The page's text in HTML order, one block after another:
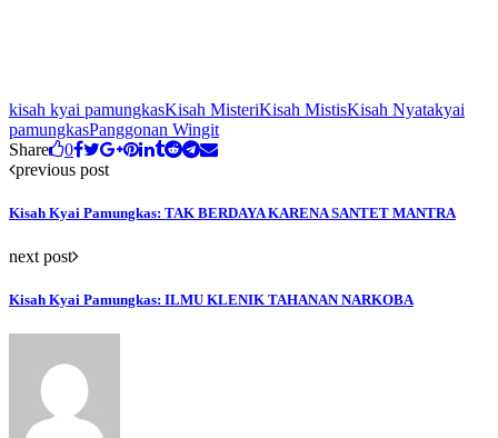
kisah kyai pamungkasKisah MisteriKisah MistisKisah Nyatakyai
pamungkasPanggonan Wingit
Share
0
previous post
Kisah Kyai Pamungkas: TAK BERDAYA KARENA SANTET MANTRA
next post
Kisah Kyai Pamungkas: ILMU KLENIK TAHANAN NARKOBA